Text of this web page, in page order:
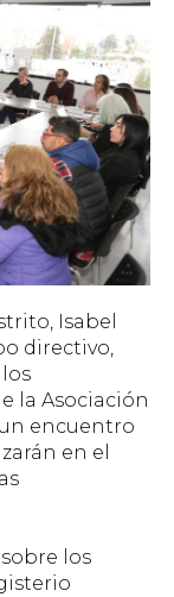
Isabel
directivo,
la Asociación
encuentro
en el
los